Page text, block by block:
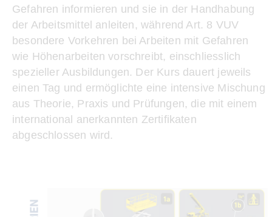
Gefahren informieren und sie in der Handhabung
der Arbeitsmittel anleiten, während Art. 8 VUV
besondere Vorkehren bei Arbeiten mit Gefahren
wie Höhenarbeiten vorschreibt, einschliesslich
spezieller Ausbildungen. Der Kurs dauert jeweils
einen Tag und ermöglichte eine intensive Mischung
aus Theorie, Praxis und Prüfungen, die mit einem
international anerkannten Zertifikaten
abgeschlossen wird.